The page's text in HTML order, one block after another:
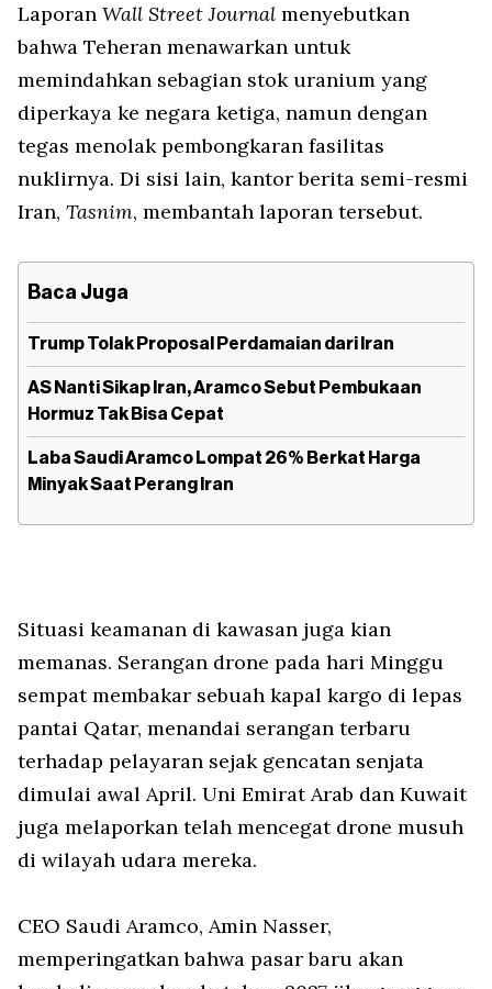
Laporan Wall Street Journal menyebutkan
bahwa Teheran menawarkan untuk
memindahkan sebagian stok uranium yang
diperkaya ke negara ketiga, namun dengan
tegas menolak pembongkaran fasilitas
nuklirnya. Di sisi lain, kantor berita semi-resmi
Iran, Tasnim, membantah laporan tersebut.
Baca Juga
Trump Tolak Proposal Perdamaian dari Iran
AS Nanti Sikap Iran, Aramco Sebut Pembukaan
Hormuz Tak Bisa Cepat
Laba Saudi Aramco Lompat 26% Berkat Harga
Minyak Saat Perang Iran
Situasi keamanan di kawasan juga kian
memanas. Serangan drone pada hari Minggu
sempat membakar sebuah kapal kargo di lepas
pantai Qatar, menandai serangan terbaru
terhadap pelayaran sejak gencatan senjata
dimulai awal April. Uni Emirat Arab dan Kuwait
juga melaporkan telah mencegat drone musuh
di wilayah udara mereka.
CEO Saudi Aramco, Amin Nasser,
memperingatkan bahwa pasar baru akan